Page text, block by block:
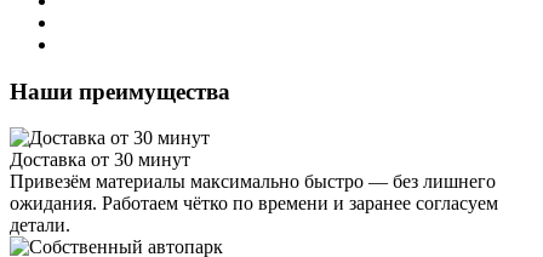
Наши преимущества
Доставка от 30 минут
Привезём материалы максимально быстро — без лишнего
ожидания. Работаем чётко по времени и заранее согласуем
детали.